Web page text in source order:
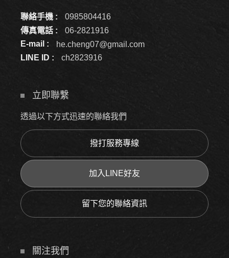
聯絡手機 :
0985804416
傳真電話 :
06-2821916
E-mail :
he.cheng07@gmail.com
LINE ID :
ch2823916
立即聯繫
透過以下方式迅速的聯絡我們
撥打服務專線
加入LINE好友
留下您的聯絡資訊
關注我們